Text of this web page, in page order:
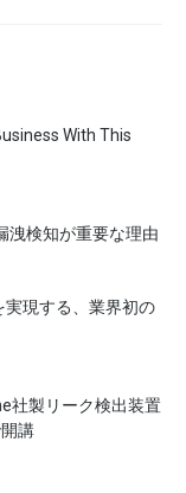
With This
洩検知が重要な理由
実現する、業界初の
社製リーク検出装置
講